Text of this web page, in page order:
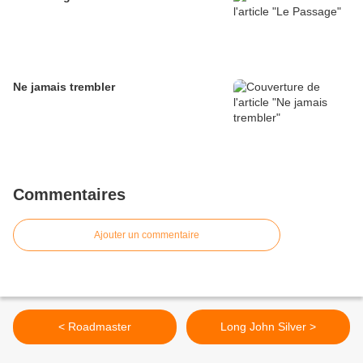
Ne jamais trembler
Commentaires
Ajouter un commentaire
< Roadmaster Long John Silver >